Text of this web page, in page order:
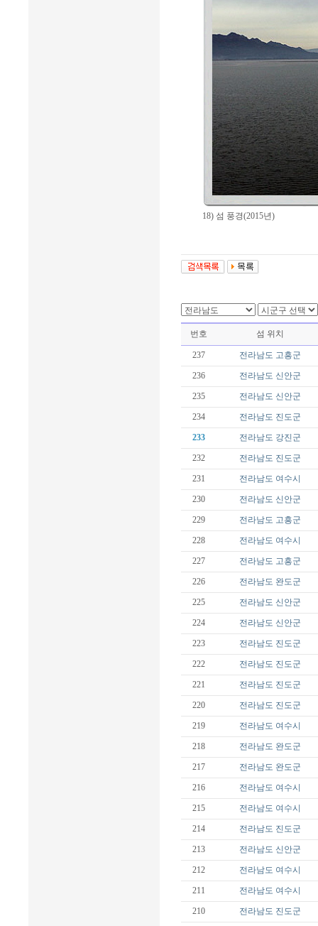
18) 섬 풍경(2015년)
번호 섬 위치
237 전라남도 고흥군
236 전라남도 신안군
235 전라남도 신안군
234 전라남도 진도군
233 전라남도 강진군
232 전라남도 진도군
231 전라남도 여수시
230 전라남도 신안군
229 전라남도 고흥군
228 전라남도 여수시
227 전라남도 고흥군
226 전라남도 완도군
225 전라남도 신안군
224 전라남도 신안군
223 전라남도 진도군
222 전라남도 진도군
221 전라남도 진도군
220 전라남도 진도군
219 전라남도 여수시
218 전라남도 완도군
217 전라남도 완도군
216 전라남도 여수시
215 전라남도 여수시
214 전라남도 진도군
213 전라남도 신안군
212 전라남도 여수시
211 전라남도 여수시
210 전라남도 진도군